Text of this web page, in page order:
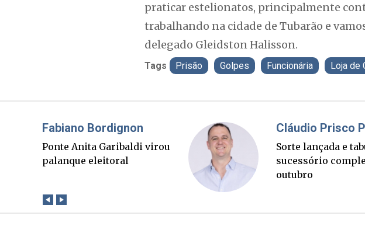
praticar estelionatos, principalmente
trabalhando na cidade de Tubarão e
delegado Gleidston Halisson.
Tags Prisão Golpes Funcionária Loja de
Misael Elias
O Boato corre mais rápido
que a verdade. Mas quem
Ponte